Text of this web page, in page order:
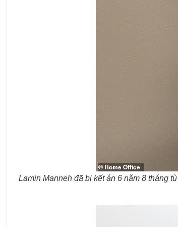
Lamin Manneh đã bị kết án 6 năm 8 tháng